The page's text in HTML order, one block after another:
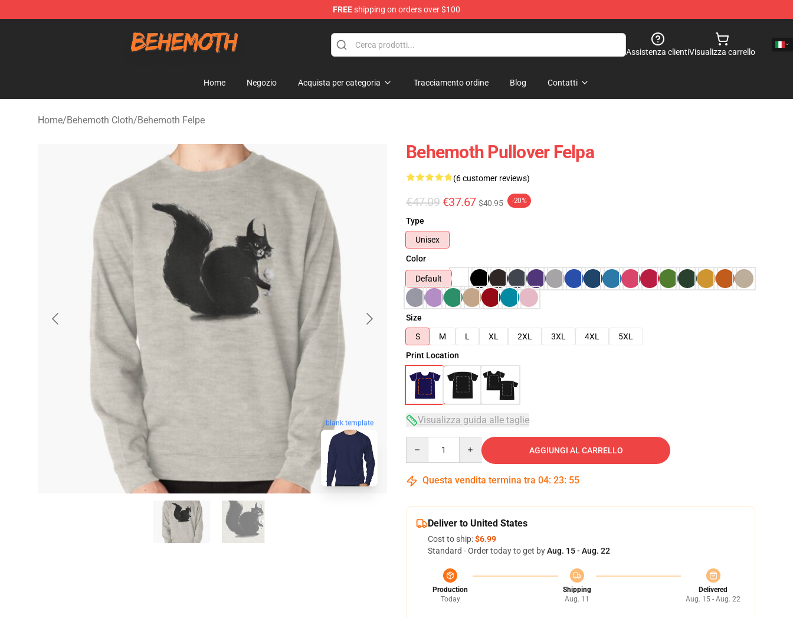
FREEshipping on orders over $100
Assistenza clientiVisualizza carrello
Home Negozio Acquista per categoria Tracciamento ordine Blog Contatti
Home/Behemoth Cloth/Behemoth Felpe
blank template
Behemoth Pullover Felpa
(6 customer reviews)
€47.09 €37.67 $40.95 -20%
Type
Unisex
Color
Default
Size
S
M L XL 2XL 3XL 4XL
5XL
Print Location
Visualizza guida alle taglie
AGGIUNGI AL CARRELLO
Questa vendita termina tra 04: 23: 54
Deliver to United States
Cost to ship:$6.99
Standard - Order today to get byAug. 15 - Aug. 22
Production
Today
Shipping
Aug. 11
Delivered
Aug. 15 - Aug. 22